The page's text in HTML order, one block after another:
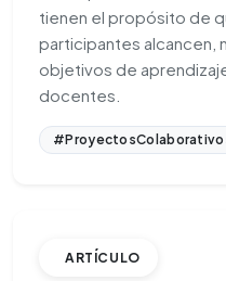
tienen el propósito de
participantes alcancen,
objetivos de
docentes.
ARTÍCULO